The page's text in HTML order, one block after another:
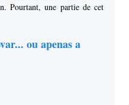
Pourtant, une partie de cet
ou apenas a